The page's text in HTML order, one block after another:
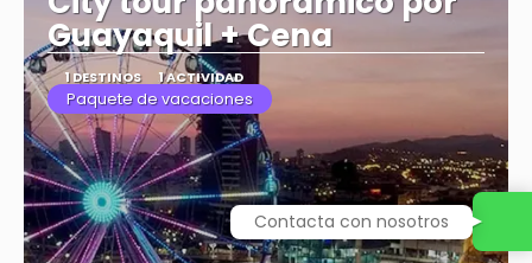
Guayaquil + Cena
1 DESTINOS 1 ACTIVIDAD
Paquete de vacaciones
Contacta con nosotros